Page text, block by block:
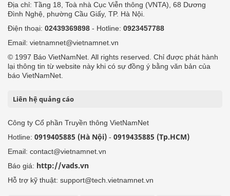
Địa chỉ: Tầng 18, Toà nhà Cục Viễn thông (VNTA), 68 Dương
Đình Nghệ, phường Cầu Giấy, TP. Hà Nội.
Điện thoại: 02439369898 - Hotline: 0923457788
Email: vietnamnet@vietnamnet.vn
© 1997 Báo VietNamNet. All rights reserved. Chỉ được phát hành
lại thông tin từ website này khi có sự đồng ý bằng văn bản của
báo VietNamNet.
Liên hệ quảng cáo
Công ty Cổ phần Truyền thông VietNamNet
Hotline: 0919405885 (Hà Nội) - 0919435885 (Tp.HCM)
Email: contact@vietnamnet.vn
Báo giá: http://vads.vn
Hỗ trợ kỹ thuật: support@tech.vietnamnet.vn